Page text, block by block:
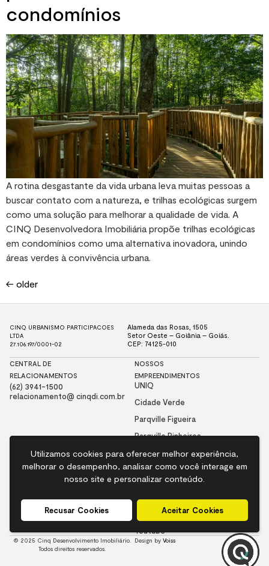
Utilizamos cookies para oferecer melhor experiência,
melhorar o desempenho, analisar como você interage em
nosso site e personalizar conteúdo.
Recusar Cookies Aceitar Cookies
Utilizamos cookies para oferecer melhor experiência,
melhorar o desempenho, analisar como você interage em
nosso site e personalizar conteúdo.
Recusar Cookies Aceitar Cookies
condomínios
A rotina desgastante da vida urbana leva muitas pessoas a
buscar contato com a natureza, e trilhas ecológicas surgem
como uma solução para melhorar a qualidade de vida. A
CINQ Desenvolvedora Imobiliária propõe trilhas ecológicas
em condomínios como uma alternativa inovadora, unindo
áreas verdes à convivência urbana.
← older
CINQ URBANISMO PARTICIPACOES
LTDA
27.106.197/0001-02
Alameda das Rosas, 1505
Setor Oeste – Goiânia – Goiás.
CEP: 74125-010
CENTRAL DE
RELACIONAMENTOS
(62) 3941-1500
relacionamento@ cinqdi.com.br
NOSSOS
EMPREENDIMENTOS
UNIQ
Cidade Verde
Parqville Figueira
Parqville Pinheiros
Parqville Jacarandá
Parqville Quaresmeira
Nossa História
Dados Institucionais
NOSSAS
Instagram
Facebook
LinkedIn
Youtube
© 2025 Cinq Desenvolvimento Imobiliário.
Todos direitos reservados.
Design by Voiss